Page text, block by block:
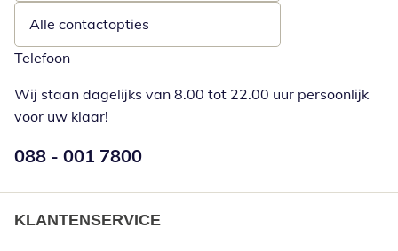
Alle contactopties
Telefoon
Wij staan dagelijks van 8.00 tot 22.00 uur persoonlijk
voor uw klaar!
Telefoonnummer:
088 - 001 7800
KLANTENSERVICE